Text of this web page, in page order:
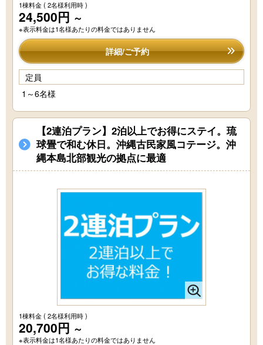
1棟料金( 2名様利用時 )
24,500円 ～
※表示料金は1名様あたりの料金ではありません
詳細/ご予約
定員
1～6名様
【2連泊プラン】2泊以上でお得にステイ。琉
球畳で和む休日。沖縄古民家風コテージ。沖
縄本島北部観光の拠点に最適
1棟料金( 2名様利用時 )
20,700円 ～
※表示料金は1名様あたりの料金ではありません